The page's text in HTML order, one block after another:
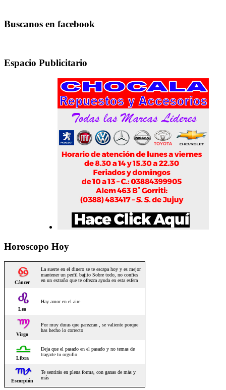
Buscanos en facebook
Espacio Publicitario
Horoscopo Hoy